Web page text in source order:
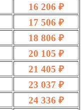
16 206 ₽
17 506 ₽
18 806 ₽
20 105 ₽
21 405 ₽
23 037 ₽
24 336 ₽